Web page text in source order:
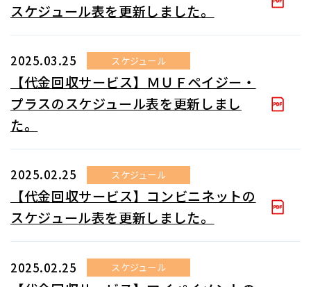
スケジュール表を更新しました。
2025.03.25 スケジュール
【代金回収サービス】ＭＵＦペイジー・
プラスのスケジュール表を更新しまし
た。
2025.02.25 スケジュール
【代金回収サービス】コンビニネットの
スケジュール表を更新しました。
2025.02.25 スケジュール